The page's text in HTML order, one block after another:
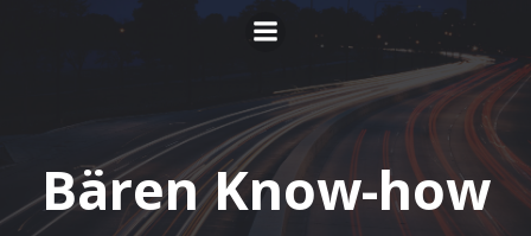
Zum
Inhalt
Bären Know-how